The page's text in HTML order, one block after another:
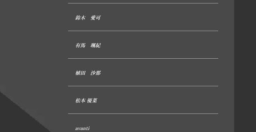
鈴木 愛可
有馬 颯紀
植田 沙那
松本 優菜
avanti